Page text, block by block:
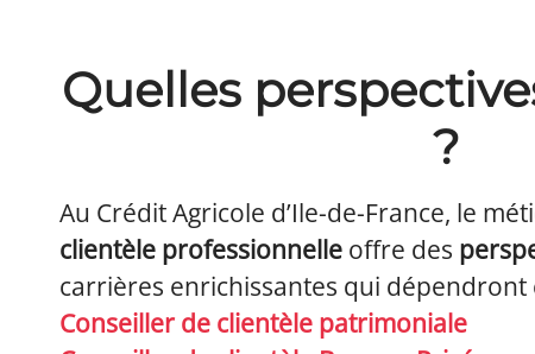
Quelles
?
Au Crédit Agricole d’Ile-de-France, le
clientèle professionnelle offre des
carrières enrichissantes qui dépendront
Conseiller de clientèle patrimoniale